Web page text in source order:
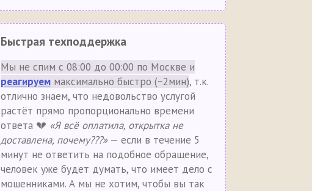
Быстрая техподдержка
Мы не спим с 08:00 до 00:00 по Москве и
реагируем максимально быстро (~2мин), т.к.
отлично знаем, что недовольство услугой
растёт прямо пропорционально времени
ответа 💔 «Я всё оплатила, открытка не
доставлена, почему???»— если в течение 5
минут не ответить на подобное обращение,
человек уже будет думать, что имеет дело с
мошенниками. А мы не хотим, чтобы вы так